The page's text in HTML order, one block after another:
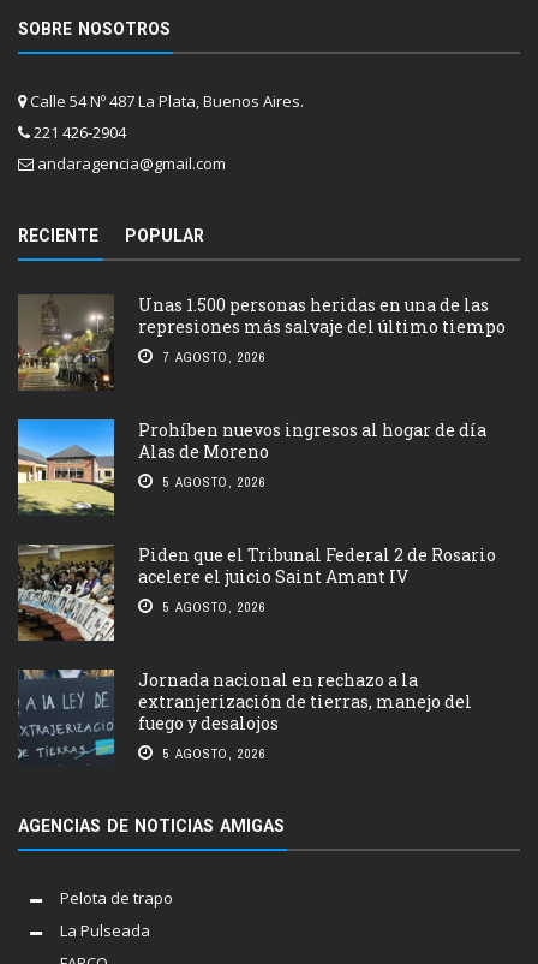
SOBRE NOSOTROS
Calle 54 Nº 487 La Plata, Buenos Aires.
221 426-2904
andaragencia@gmail.com
RECIENTE POPULAR
Unas 1.500 personas heridas en una de las
represiones más salvaje del último tiempo
7 AGOSTO, 2026
Prohíben nuevos ingresos al hogar de día
Alas de Moreno
5 AGOSTO, 2026
Piden que el Tribunal Federal 2 de Rosario
acelere el juicio Saint Amant IV
5 AGOSTO, 2026
Jornada nacional en rechazo a la
extranjerización de tierras, manejo del
fuego y desalojos
5 AGOSTO, 2026
AGENCIAS DE NOTICIAS AMIGAS
Pelota de trapo
La Pulseada